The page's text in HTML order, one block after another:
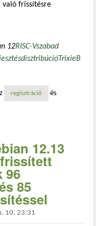
való frissítésre
12RISC-Vszabad
disztribúcióTrixieB
12 alapkövetelménnyel
regisztráció és
12.13
96
85
10. 23:31